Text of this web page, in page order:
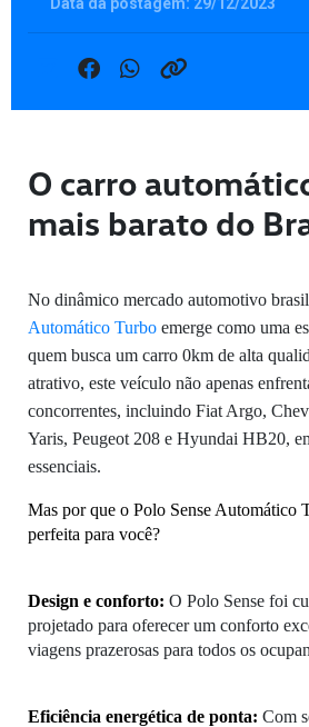
O carro
mais barato do
No dinâmico mercado automotivo
Automático Turbo emerge como uma
quem busca um carro 0km de alta
atrativo, este veículo não apenas
concorrentes, incluindo Fiat Argo,
Yaris, Peugeot 208 e Hyundai HB20,
essenciais.
Mas por que o Polo Sense Automático
perfeita para você?
Design e conforto: O Polo Sense foi
projetado para oferecer um conforto
viagens prazerosas para todos os
Eficiência energética de ponta: Com